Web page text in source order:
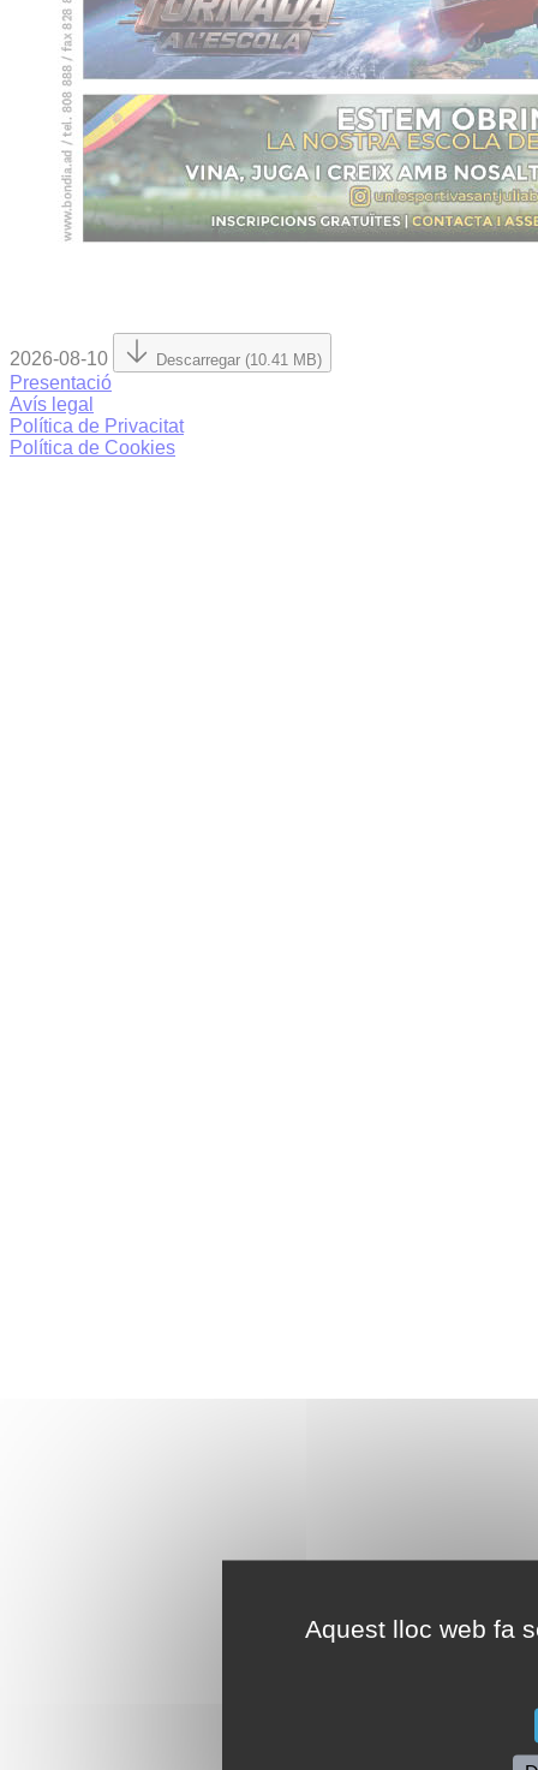
Aquest lloc web fa
2026-08-10 Descarregar (10.41 MB)
Presentació
Avís legal
Política de Privacitat
Política de Cookies